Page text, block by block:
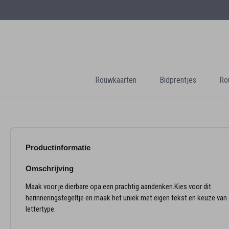
Rouwkaarten Bidprentjes
Productinformatie
Omschrijving
Maak voor je dierbare opa een prachtig aandenken.Kies voor dit
herinneringstegeltje en maak het uniek met eigen tekst en keuze van
lettertype.